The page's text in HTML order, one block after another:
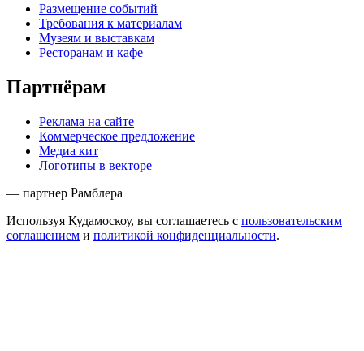
Размещение событий
Требования к материалам
Музеям и выставкам
Ресторанам и кафе
Партнёрам
Реклама на сайте
Коммерческое предложение
Медиа кит
Логотипы в векторе
— партнер Рамблера
Используя Кудамоскоу, вы соглашаетесь с пользовательским
соглашением и политикой конфиденциальности.